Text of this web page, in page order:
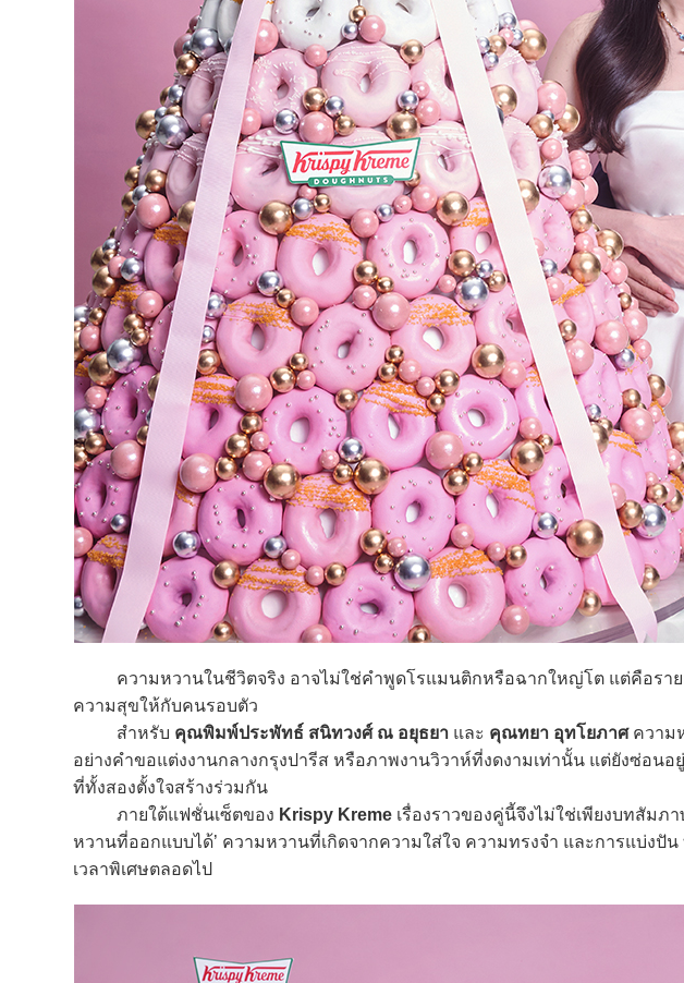
ความหวานในชีวิตจริง อาจไม่ใช่คำพูดโรแมนติกหรือฉากใหญ่โต แต่คือรายล
ความสุขให้กับคนรอบตัว
สำหรับ คุณพิมพ์ประพัทธ์ สนิทวงศ์ ณ อยุธยา และ คุณทยา อุทโยภาศความ
อย่างคำขอแต่งงานกลางกรุงปารีส หรือภาพงานวิวาห์ที่งดงามเท่านั้น แต่ยังซ่อน
ที่ทั้งสองตั้งใจสร้างร่วมกัน
ภายใต้แฟชั่นเซ็ตของ Krispy Kreme เรื่องราวของคู่นี้จึงไม่ใช่เพียงบทสัม
หวานที่ออกแบบได้’ ความหวานที่เกิดจากความใส่ใจ ความทรงจำ และการแบ่ง
เวลาพิเศษตลอดไป